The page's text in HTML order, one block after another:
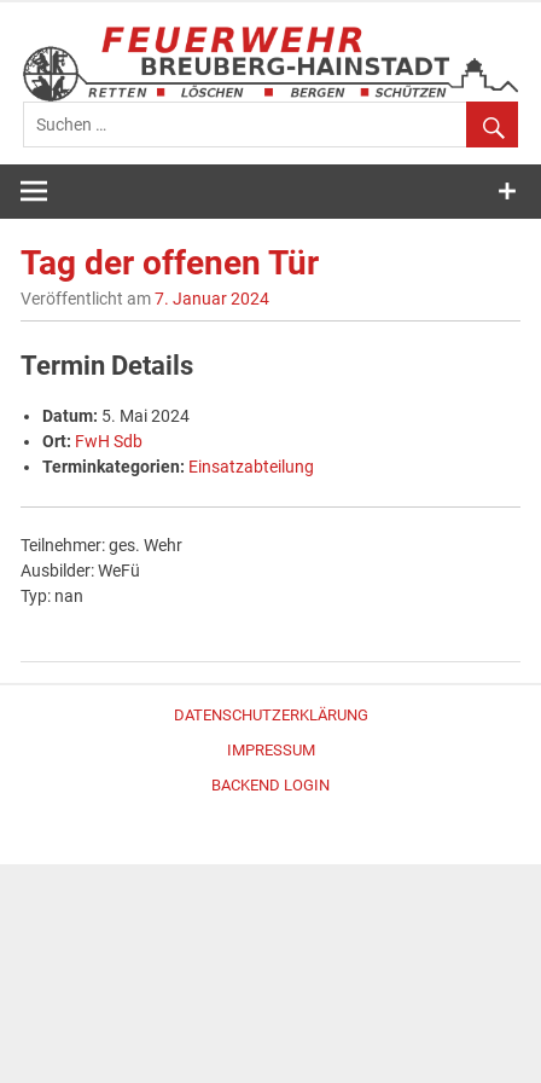
springen
Feuerwehr
Breuberg-
Hainstadt
Tag der offenen Tür
Veröffentlicht am7. Januar 2024
Termin Details
Datum: 5. Mai 2024
Ort: FwH Sdb
Terminkategorien: Einsatzabteilung
Teilnehmer: ges. Wehr
Ausbilder: WeFü
Typ: nan
DATENSCHUTZERKLÄRUNG
IMPRESSUM
BACKEND LOGIN